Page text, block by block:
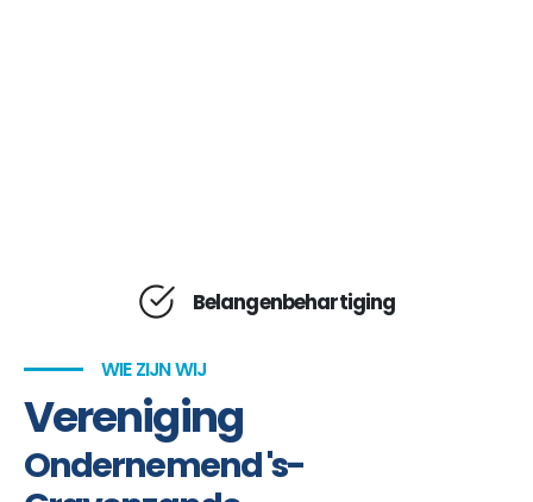
Belangenbehartiging
WIE ZIJN WIJ
Vereniging
Ondernemend 's-